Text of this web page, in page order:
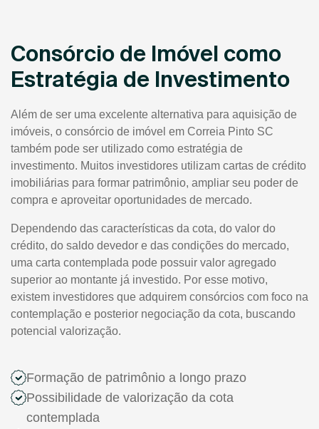
Consórcio de Imóvel como
Estratégia de Investimento
Além de ser uma excelente alternativa para aquisição de
imóveis, o consórcio de imóvel em Correia Pinto SC
também pode ser utilizado como estratégia de
investimento. Muitos investidores utilizam cartas de crédito
imobiliárias para formar patrimônio, ampliar seu poder de
compra e aproveitar oportunidades de mercado.
Dependendo das características da cota, do valor do
crédito, do saldo devedor e das condições do mercado,
uma carta contemplada pode possuir valor agregado
superior ao montante já investido. Por esse motivo,
existem investidores que adquirem consórcios com foco na
contemplação e posterior negociação da cota, buscando
potencial valorização.
Formação de patrimônio a longo prazo
Possibilidade de valorização da cota
contemplada